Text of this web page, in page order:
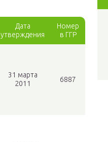
Дата
утверждения
Номер
в ГГР
31 марта
2011
6887